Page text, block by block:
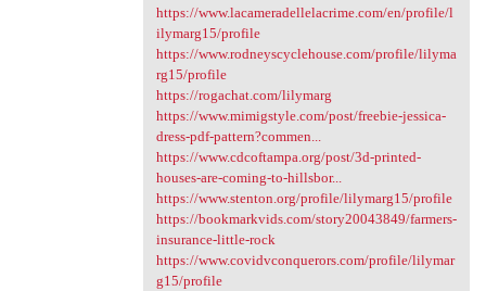
https://www.lacameradellelacrime.com/en/profile/l
ilymarg15/profile
https://www.rodneyscyclehouse.com/profile/lilyma
rg15/profile
https://rogachat.com/lilymarg
https://www.mimigstyle.com/post/freebie-jessica-
dress-pdf-pattern?commen...
https://www.cdcoftampa.org/post/3d-printed-
houses-are-coming-to-hillsbor...
https://www.stenton.org/profile/lilymarg15/profile
https://bookmarkvids.com/story20043849/farmers-
insurance-little-rock
https://www.covidvconquerors.com/profile/lilymar
g15/profile